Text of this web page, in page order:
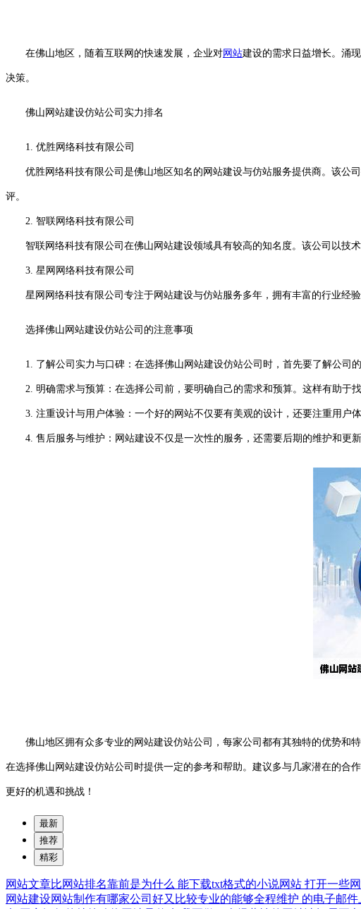
在佛山地区，随着互联网的快速发展，企业对网站建设的需求日益增长。涌
决策。
佛山网站建设仿站公司实力排名
1. 优胜网络科技有限公司
优胜网络科技有限公司是佛山地区知名的网站建设与仿站服务提供商。该公
评。
2. 智联网络科技有限公司
智联网络科技有限公司在佛山网站建设领域具有较高的知名度。该公司以技术
3. 星网网络科技有限公司
星网网络科技有限公司专注于网站建设与仿站服务多年，拥有丰富的行业经验
选择佛山网站建设仿站公司的注意事项
1. 了解公司实力与口碑：在选择佛山网站建设仿站公司时，首先要了解公司
2. 明确需求与预算：在选择公司前，要明确自己的需求和预算。这样有助于找
3. 注重设计与用户体验：一个好的网站不仅要有美观的设计，还要注重用户体
4. 售后服务与维护：网站建设不仅是一次性的服务，还需要后期的维护和更新
佛山地区拥有众多专业的网站建设仿站公司，每家公司都有其独特的优势和
在选择佛山网站建设仿站公司时提供一定的参考和帮助。建议多与几家潜在的
更好的机遇和挑战！
最新
推荐
精彩
网站文章比网站排名靠前是为什么 能下载txt格式的小说网站 打开一些
网站建设网站制作有哪家公司好又比较专业的能够全程维护 的电子邮